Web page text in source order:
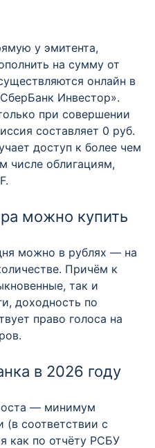
у эмитента,
на сумму от
онлайн в
Инвестор».
при совершении
составляет 0 руб.
доступ к более чем
числе облигациям,
можно купить
можно в рублях — на
Причём к
так и
доходность по
право голоса на
в 2026 году
— минимум
(в соответствии с
как по отчёту РСБУ